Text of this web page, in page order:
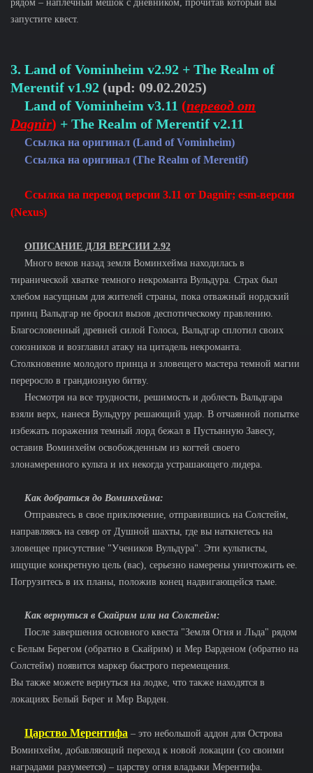
рядом – наплечный мешок с дневником, прочитав который вы
запустите квест.
3. Land of Vominheim v2.92 + The Realm of
Merentif v1.92 (upd: 09.02.2025)
Land of Vominheim v3.11 (перевод от
Dagnir) + The Realm of Merentif v2.11
Ссылка на оригинал (Land of Vominheim)
Ссылка на оригинал (The Realm of Merentif)
Ссылка на перевод версии 3.11 от Dagnir; esm-версия
(Nexus)
ОПИСАНИЕ ДЛЯ ВЕРСИИ 2.92
Много веков назад земля Воминхейма находилась в
тиранической хватке темного некроманта Вульдура. Страх был
хлебом насущным для жителей страны, пока отважный нордский
принц Вальдгар не бросил вызов деспотическому правлению.
Благословенный древней силой Голоса, Вальдгар сплотил своих
союзников и возглавил атаку на цитадель некроманта.
Столкновение молодого принца и зловещего мастера темной магии
переросло в грандиозную битву.
Несмотря на все трудности, решимость и доблесть Вальдгара
взяли верх, нанеся Вульдуру решающий удар. В отчаянной попытке
избежать поражения темный лорд бежал в Пустынную Завесу,
оставив Воминхейм освобожденным из когтей своего
злонамеренного культа и их некогда устрашающего лидера.
Как добраться до Воминхейма:
Отправьтесь в свое приключение, отправившись на Солстейм,
направляясь на север от Душной шахты, где вы наткнетесь на
зловещее присутствие "Учеников Вульдура". Эти культисты,
ищущие конкретную цель (вас), серьезно намерены уничтожить ее.
Погрузитесь в их планы, положив конец надвигающейся тьме.
Как вернуться в Скайрим или на Солстейм:
После завершения основного квеста "Земля Огня и Льда" рядом
с Белым Берегом (обратно в Скайрим) и Мер Варденом (обратно на
Солстейм) появится маркер быстрого перемещения.
Вы также можете вернуться на лодке, что также находятся в
локациях Белый Берег и Мер Варден.
Царство Мерентифа – это небольшой аддон для Острова
Воминхейм, добавляющий переход к новой локации (со своими
наградами разумеется) – царству огня владыки Мерентифа.